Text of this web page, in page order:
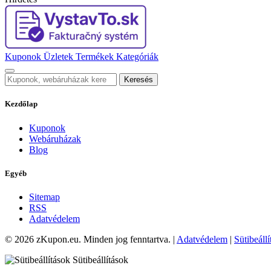
Kuponok Üzletek Termékek Kategóriák
Keresés
Kezdőlap
Kuponok
Webáruházak
Blog
Egyéb
Sitemap
RSS
Adatvédelem
© 2026 zKupon.eu. Minden jog fenntartva. | Adatvédelem |
Sütibeállítások